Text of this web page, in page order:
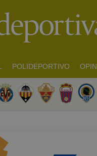
POLIDEPORTIVO